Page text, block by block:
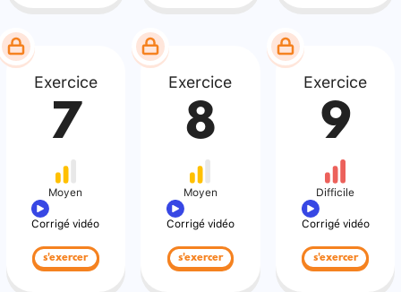
Exercice
7
Moyen
Corrigé vidéo
s'exercer
Exercice
8
Moyen
Corrigé vidéo
s'exercer
Exercice
9
Difficile
Corrigé vidéo
s'exercer